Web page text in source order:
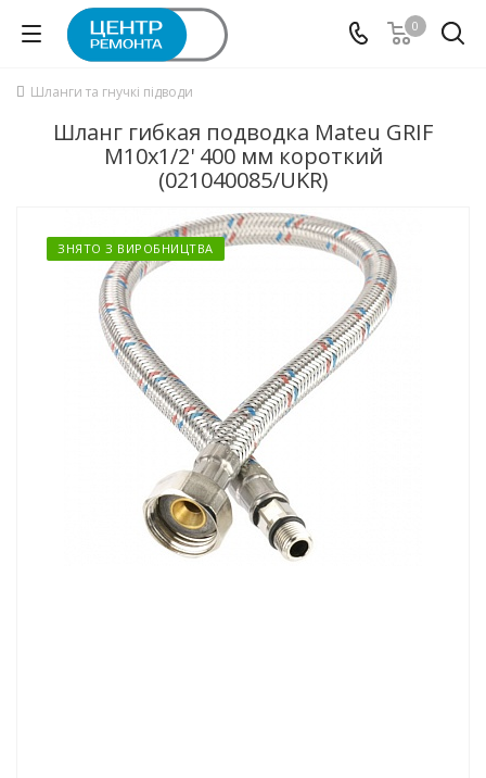
0
Шланги та гнучкі підводи
Шланг гибкая подводка Mateu GRIF
М10x1/2' 400 мм короткий
(021040085/UKR)
ЗНЯТО З ВИРОБНИЦТВА